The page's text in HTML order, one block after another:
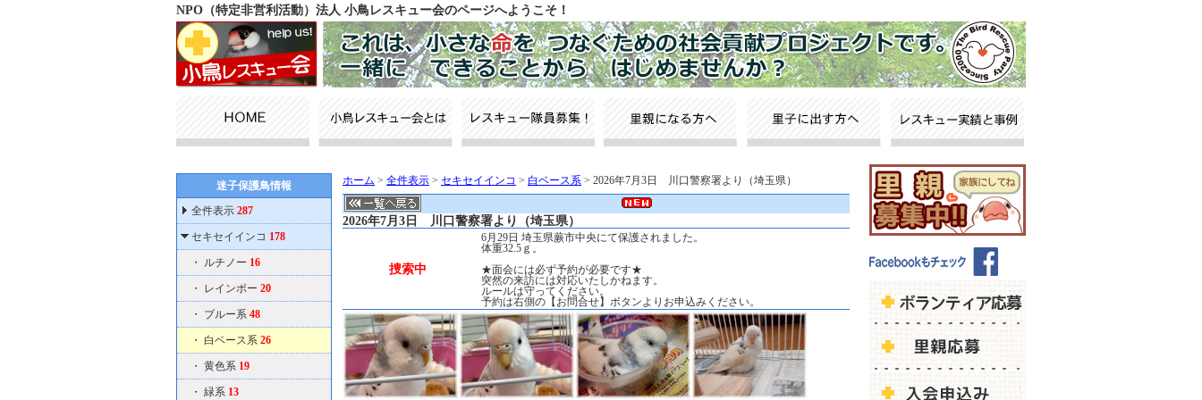
NPO（特定非営利活動）法人 小鳥レスキュー会のページへようこそ！
迷子保護鳥情報
全件表示 287
セキセイインコ 178
・ ルチノー 16
・ レインボー 20
・ ブルー系 48
・ 白ベース系 26
・ 黄色系 19
・ 緑系 13
ホーム > 全件表示 > セキセイインコ > 白ベース系 > 2026年7月3日 川口警察署より（埼玉県）
2026年7月3日 川口警察署より（埼玉県）
捜索中
6月29日 埼玉県蕨市中央にて保護されました。
体重32.5ｇ。
★面会には必ず予約が必要です★
突然の来訪には対応いたしかねます。
ルールは守ってください。
予約は右側の【お問合せ】ボタンよりお申込みください。